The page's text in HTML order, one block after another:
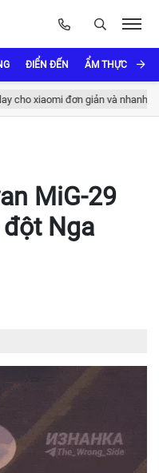
ĐIỂN ĐẾN ẨM THỰC VÀ
xiaomi đơn giản và nhanh chóng
MiG-29
Nga